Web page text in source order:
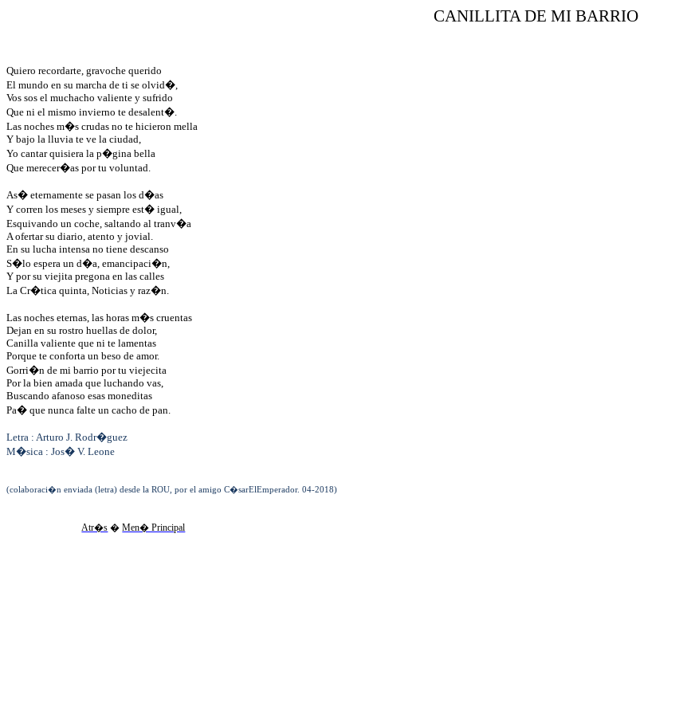
CANILLITA DE MI BARRIO
Quiero recordarte, gravoche querido
El mundo en su marcha de ti se olvid�,
Vos sos el muchacho valiente y sufrido
Que ni el mismo invierno te desalent�.
Las noches m�s crudas no te hicieron mella
Y bajo la lluvia te ve la ciudad,
Yo cantar quisiera la p�gina bella
Que merecer�as por tu voluntad.
As� eternamente se pasan los d�as
Y corren los meses y siempre est� igual,
Esquivando un coche, saltando al tranv�a
A ofertar su diario, atento y jovial.
En su lucha intensa no tiene descanso
S�lo espera un d�a, emancipaci�n,
Y por su viejita pregona en las calles
La Cr�tica quinta, Noticias y raz�n.
Las noches eternas, las horas m�s cruentas
Dejan en su rostro huellas de dolor,
Canilla valiente que ni te lamentas
Porque te conforta un beso de amor.
Gorri�n de mi barrio por tu viejecita
Por la bien amada que luchando vas,
Buscando afanoso esas moneditas
Pa� que nunca falte un cacho de pan.
Letra : Arturo J. Rodr�guez
M�sica : Jos� V. Leone
(colaboraci�n enviada (letra) desde la ROU, por el amigo C�sarElEmperador. 04-2018)
Atr�s �Men� Principal